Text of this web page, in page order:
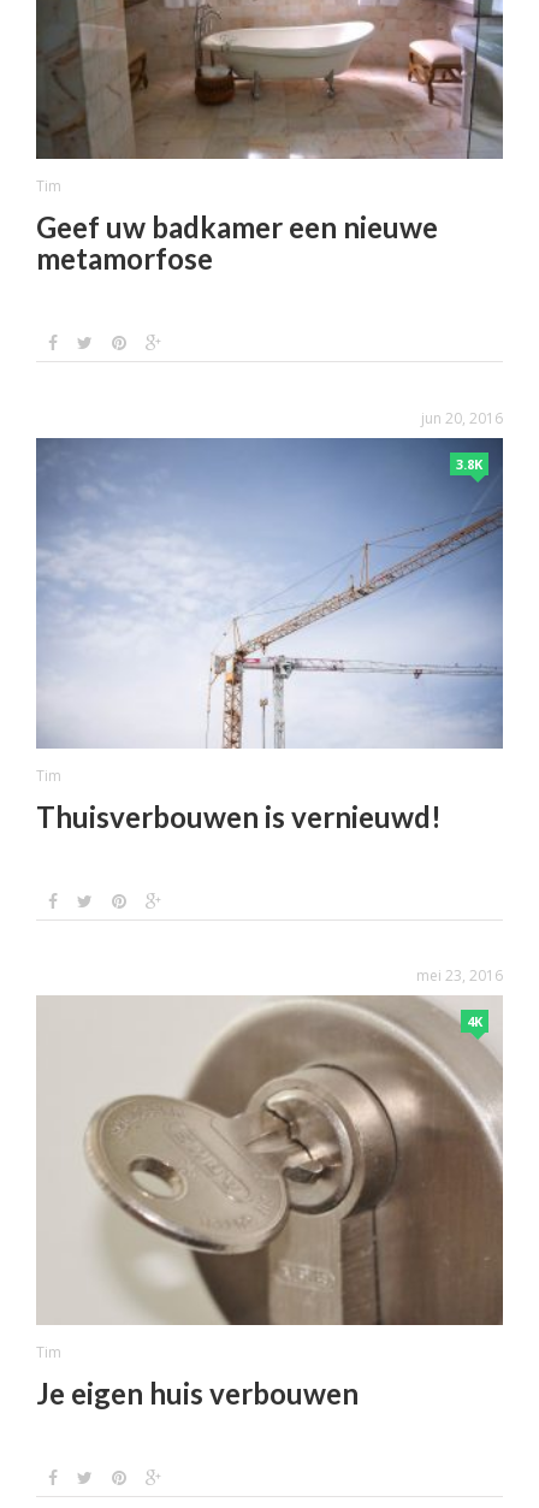
Tim
Geef uw badkamer een nieuwe
metamorfose
jun 20, 2016
3.8K
Tim
Thuisverbouwen is vernieuwd!
mei 23, 2016
4K
Tim
Je eigen huis verbouwen